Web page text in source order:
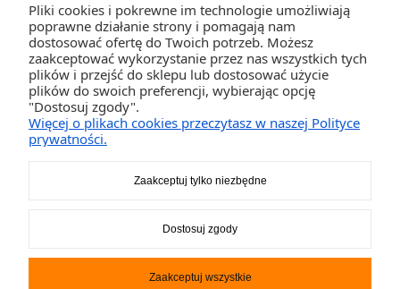
ZAKUPY
POMOC
2K-Invest Sp. j. Ul. Św. Wojciecha 60, 41-922 Radzionków, śląskie NIP: 645-241-94-
Pliki cookies i pokrewne im technologie umożliwiają
poprawne działanie strony i pomagają nam
dostosować ofertę do Twoich potrzeb. Możesz
zaakceptować wykorzystanie przez nas wszystkich tych
plików i przejść do sklepu lub dostosować użycie
plików do swoich preferencji, wybierając opcję
"Dostosuj zgody".
Więcej o plikach cookies przeczytasz w naszej Polityce
prywatności.
Zaakceptuj tylko niezbędne
Dostosuj zgody
Zaakceptuj wszystkie